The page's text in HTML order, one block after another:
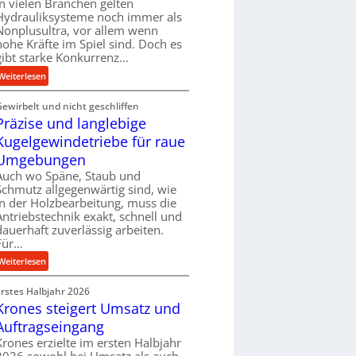
e
r
f
o
r
m
c
e
b
e
i
m
D
r
ü
c
p
r
o
z
vielen Branchen gelten
noch immer als
vor allem wenn
Kräfte im Spiel sind. Doch es
starke Konkurrenz…
:
K
u
g
l
g
e
w
i
n
e
t
r
e
b
u
und nicht geschliffen
und langlebige
für raue
wo Späne, Staub und
allgegenwärtig sind, wie
der Holzbearbeitung, muss die
exakt, schnell und
zuverlässig arbeiten.
:
P
r
ä
i
s
Halbjahr 2026
steigert Umsatz und
erzielte im ersten Halbjahr